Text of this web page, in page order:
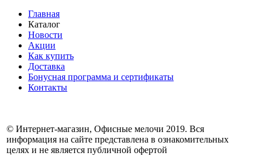
Главная
Каталог
Новости
Акции
Как купить
Доставка
Бонусная программа и сертификаты
Контакты
© Интернет-магазин, Офисные мелочи 2019. Вся
информация на сайте представлена в ознакомительных
целях и не является публичной офертой